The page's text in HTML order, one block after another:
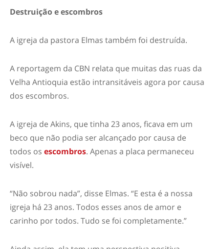
Destruição e escombros
A igreja da pastora Elmas também foi destruída.
A reportagem da CBN relata que muitas das ruas da
Velha Antioquia estão intransitáveis ​​agora por causa
dos escombros.
A igreja de Akins, que tinha 23 anos, ficava em um
beco que não podia ser alcançado por causa de
todos os escombros. Apenas a placa permaneceu
visível.
“Não sobrou nada”, disse Elmas. “E esta é a nossa
igreja há 23 anos. Todos esses anos de amor e
carinho por todos. Tudo se foi completamente.”